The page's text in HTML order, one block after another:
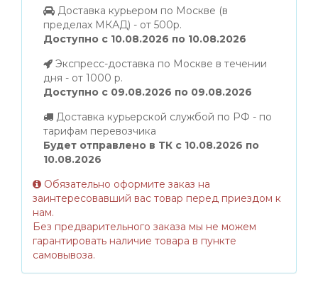
Доставка курьером по Москве (в
пределах МКАД) - от 500р.
Доступно с 10.08.2026 по 10.08.2026
Экспресс-доставка по Москве в течении
дня - от 1000 р.
Доступно с 09.08.2026 по 09.08.2026
Доставка курьерской службой по РФ - по
тарифам перевозчика
Будет отправлено в ТК с 10.08.2026 по
10.08.2026
Обязательно оформите заказ на
заинтересовавший вас товар перед приездом к
нам.
Без предварительного заказа мы не можем
гарантировать наличие товара в пункте
самовывоза.